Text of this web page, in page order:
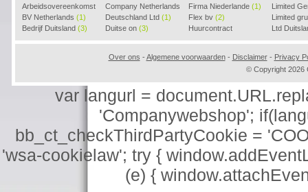
Arbeidsovereenkomst
(2)
BV Netherlands (1)
Bedrijf Duitsland (3)
Company Netherlands
(1)
Deutschland Ltd (1)
Duitse on (3)
beginnen(1)
Firma Niederlande (1)
Flex bv (2)
Huurcontract
voorbeeld(3)
Limited
Limited
Ltd
Over ons - Algemene voorwaarden- Disclaimer- Privacy
© Copyright 2026
var langurl =
'Companywebshop';
bb_ct_checkThirdPartyCookie =
'wsa-cookielaw'; try {
(e) {